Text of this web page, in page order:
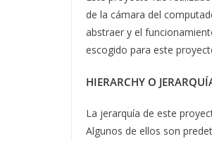
de la cámara del
abstraer y el
escogido para este
HIERARCHY O
La jerarquía de este
Algunos de ellos son